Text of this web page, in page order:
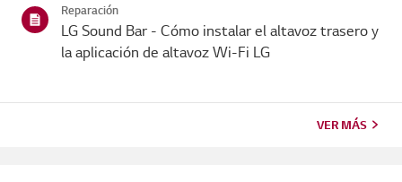
Reparación
LG Sound Bar - Cómo instalar el altavoz trasero y
la aplicación de altavoz Wi-Fi LG
VER MÁS